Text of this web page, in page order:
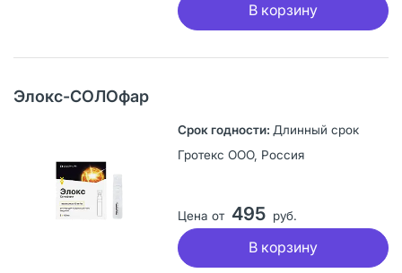
В корзину
Элокс-СОЛОфар
Длинный срок
Гротекс ООО, Россия
Цена от 495 руб.
В корзину